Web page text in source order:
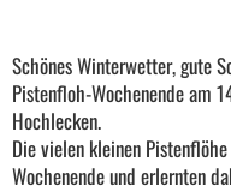
Schönes Winterwetter, gute
Pistenfloh-Wochenende am
Hochlecken.
Die vielen kleinen
Wochenende und erlernten